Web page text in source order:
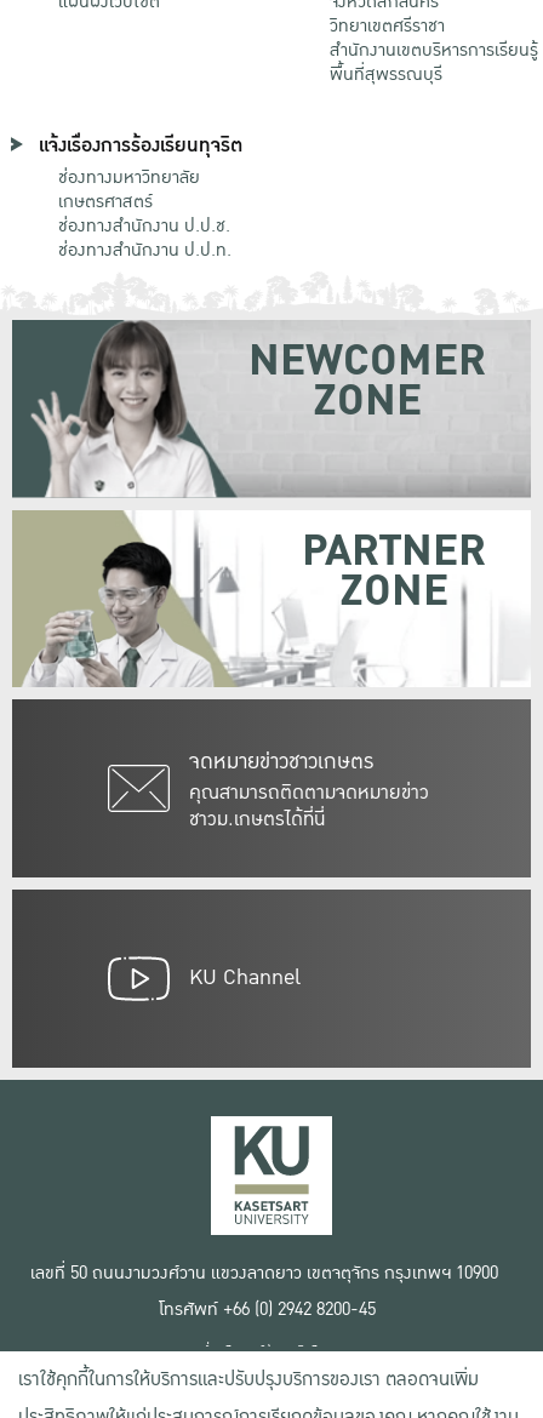
วิทยาเขตศรีราชา
สำนักงานเขตบริหารการเรียนรู้
พื้นที่สุพรรณบุรี
แจ้งเรื่องการร้องเรียนทุจริต
ช่องทางมหาวิทยาลัย
เกษตรศาสตร์
ช่องทางสำนักงาน ป.ป.ช.
ช่องทางสำนักงาน ป.ป.ท.
จดหมายข่าวชาวเกษตร
คุณสามารถติดตามจดหมายข่าว
ชาวม.เกษตรได้ที่นี่
NEWCOMER
ZONE
PARTNER
ZONE
KU Channel
เลขที่ 50 ถนนงามวงศ์วาน แขวงลาดยาว เขตจตุจักร กรุงเทพฯ 10900
โทรศัพท์ +66 (0) 2942 8200-45
เงื่อนไขการใช้งานเว็บไซต์
ข้อตกลงด้านสิทธิ์ใช้งาน
นโยบายความเป็นส่วนตัว
เราใช้คุกกี้ในการให้บริการและปรับปรุงบริการของเรา ตลอดจนเพิ่ม